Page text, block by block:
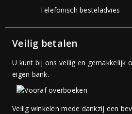
Telefonisch besteladvies
Veilig betalen
U kunt bij ons veilig en gemakkelijk
eigen bank.
Veilig winkelen mede dankzij een